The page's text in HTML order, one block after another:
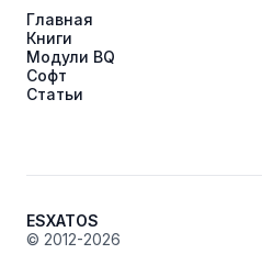
Главная
Книги
Модули BQ
Софт
Статьи
ESXATOS
© 2012-2026